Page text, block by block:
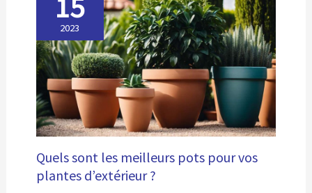
2023
Quels sont les meilleurs pots pour vos
plantes d’extérieur ?